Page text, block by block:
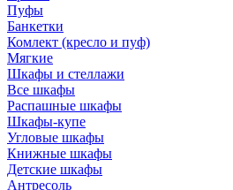
Пуфы
Банкетки
Комлект (кресло и пуф)
Мягкие
Шкафы и стеллажи
Все шкафы
Распашные шкафы
Шкафы-купе
Угловые шкафы
Книжные шкафы
Детские шкафы
Антресоль